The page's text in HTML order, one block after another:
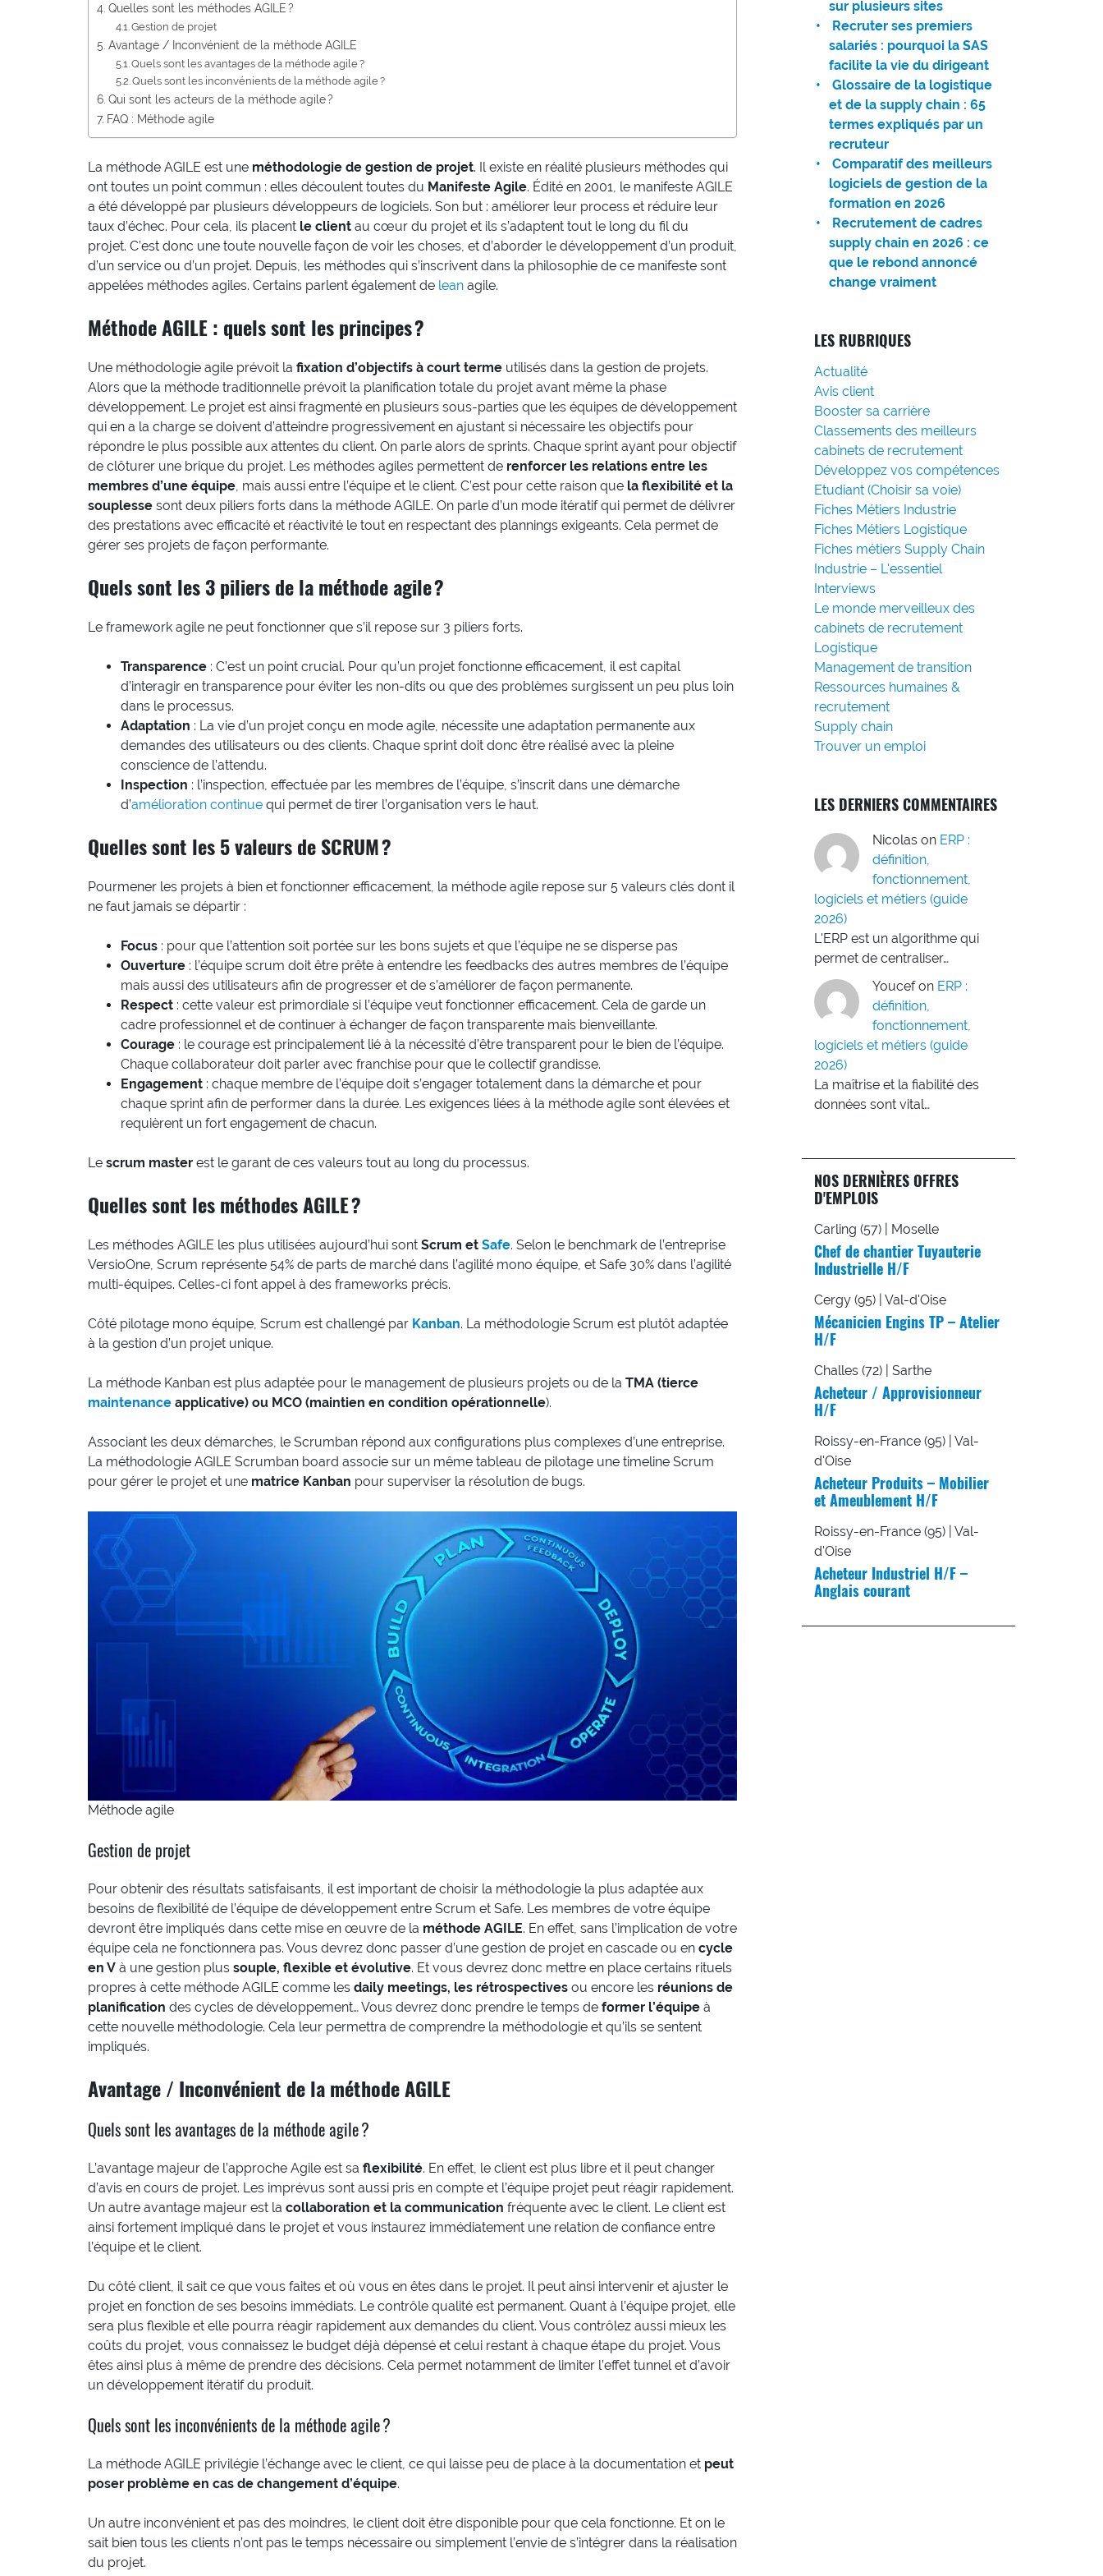
Quelles sont les méthodes AGILE ?
Gestion de projet
Avantage / Inconvénient de la méthode AGILE
Quels sont les avantages de la méthode agile ?
Quels sont les inconvénients de la méthode agile ?
Qui sont les acteurs de la méthode agile ?
FAQ : Méthode agile
La méthode AGILE est une méthodologie de gestion de projet. Il existe en réalité plusieurs méthodes qui
ont toutes un point commun : elles découlent toutes du Manifeste Agile. Édité en 2001, le manifeste AGILE
a été développé par plusieurs développeurs de logiciels. Son but : améliorer leur process et réduire leur
taux d’échec. Pour cela, ils placent le client au cœur du projet et ils s’adaptent tout le long du fil du
projet. C’est donc une toute nouvelle façon de voir les choses, et d’aborder le développement d’un produit,
d’un service ou d’un projet. Depuis, les méthodes qui s’inscrivent dans la philosophie de ce manifeste sont
appelées méthodes agiles. Certains parlent également de lean agile.
Méthode AGILE : quels sont les principes ?
Une méthodologie agile prévoit la fixation d’objectifs à court terme utilisés dans la gestion de projets.
Alors que la méthode traditionnelle prévoit la planification totale du projet avant même la phase
développement. Le projet est ainsi fragmenté en plusieurs sous-parties que les équipes de développement
qui en a la charge se doivent d’atteindre progressivement en ajustant si nécessaire les objectifs pour
répondre le plus possible aux attentes du client. On parle alors de sprints. Chaque sprint ayant pour objectif
de clôturer une brique du projet. Les méthodes agiles permettent de renforcer les relations entre les
membres d’une équipe, mais aussi entre l’équipe et le client. C’est pour cette raison que la flexibilité et la
souplesse sont deux piliers forts dans la méthode AGILE. On parle d’un mode itératif qui permet de délivrer
des prestations avec efficacité et réactivité le tout en respectant des plannings exigeants. Cela permet de
gérer ses projets de façon performante.
Quels sont les 3 piliers de la méthode agile ?
Le framework agile ne peut fonctionner que s’il repose sur 3 piliers forts.
Transparence : C’est un point crucial. Pour qu’un projet fonctionne efficacement, il est capital
d’interagir en transparence pour éviter les non-dits ou que des problèmes surgissent un peu plus loin
dans le processus.
Adaptation : La vie d’un projet conçu en mode agile, nécessite une adaptation permanente aux
demandes des utilisateurs ou des clients. Chaque sprint doit donc être réalisé avec la pleine
conscience de l’attendu.
Inspection : l’inspection, effectuée par les membres de l’équipe, s’inscrit dans une démarche
d’amélioration continue qui permet de tirer l’organisation vers le haut.
Quelles sont les 5 valeurs de SCRUM ?
Pourmener les projets à bien et fonctionner efficacement, la méthode agile repose sur 5 valeurs clés dont il
ne faut jamais se départir :
Focus : pour que l’attention soit portée sur les bons sujets et que l’équipe ne se disperse pas
Ouverture : l’équipe scrum doit être prête à entendre les feedbacks des autres membres de l’équipe
mais aussi des utilisateurs afin de progresser et de s’améliorer de façon permanente.
Respect : cette valeur est primordiale si l’équipe veut fonctionner efficacement. Cela de garde un
cadre professionnel et de continuer à échanger de façon transparente mais bienveillante.
Courage : le courage est principalement lié à la nécessité d’être transparent pour le bien de l’équipe.
Chaque collaborateur doit parler avec franchise pour que le collectif grandisse.
Engagement : chaque membre de l’équipe doit s’engager totalement dans la démarche et pour
chaque sprint afin de performer dans la durée. Les exigences liées à la méthode agile sont élevées et
requièrent un fort engagement de chacun.
Le scrum master est le garant de ces valeurs tout au long du processus.
Quelles sont les méthodes AGILE ?
Les méthodes AGILE les plus utilisées aujourd’hui sont Scrum et Safe. Selon le benchmark de l’entreprise
VersioOne, Scrum représente 54% de parts de marché dans l’agilité mono équipe, et Safe 30% dans l’agilité
multi-équipes. Celles-ci font appel à des frameworks précis.
Côté pilotage mono équipe, Scrum est challengé par Kanban. La méthodologie Scrum est plutôt adaptée
à la gestion d’un projet unique.
La méthode Kanban est plus adaptée pour le management de plusieurs projets ou de la TMA (tierce
maintenance applicative) ou MCO (maintien en condition opérationnelle).
Associant les deux démarches, le Scrumban répond aux configurations plus complexes d’une entreprise.
La méthodologie AGILE Scrumban board associe sur un même tableau de pilotage une timeline Scrum
pour gérer le projet et une matrice Kanban pour superviser la résolution de bugs.
Méthode agile
Gestion de projet
Pour obtenir des résultats satisfaisants, il est important de choisir la méthodologie la plus adaptée aux
besoins de flexibilité de l’équipe de développement entre Scrum et Safe. Les membres de votre équipe
devront être impliqués dans cette mise en œuvre de la méthode AGILE. En effet, sans l’implication de votre
équipe cela ne fonctionnera pas. Vous devrez donc passer d’une gestion de projet en cascade ou en cycle
en V à une gestion plus souple, flexible et évolutive. Et vous devrez donc mettre en place certains rituels
propres à cette méthode AGILE comme les daily meetings, les rétrospectives ou encore les réunions de
planification des cycles de développement… Vous devrez donc prendre le temps de former l’équipe à
cette nouvelle méthodologie. Cela leur permettra de comprendre la méthodologie et qu’ils se sentent
impliqués.
Avantage / Inconvénient de la méthode AGILE
Quels sont les avantages de la méthode agile ?
L’avantage majeur de l’approche Agile est sa flexibilité. En effet, le client est plus libre et il peut changer
d’avis en cours de projet. Les imprévus sont aussi pris en compte et l’équipe projet peut réagir rapidement.
Un autre avantage majeur est la collaboration et la communication fréquente avec le client. Le client est
ainsi fortement impliqué dans le projet et vous instaurez immédiatement une relation de confiance entre
l’équipe et le client.
Du côté client, il sait ce que vous faites et où vous en êtes dans le projet. Il peut ainsi intervenir et ajuster le
projet en fonction de ses besoins immédiats. Le contrôle qualité est permanent. Quant à l’équipe projet, elle
sera plus flexible et elle pourra réagir rapidement aux demandes du client. Vous contrôlez aussi mieux les
coûts du projet, vous connaissez le budget déjà dépensé et celui restant à chaque étape du projet. Vous
êtes ainsi plus à même de prendre des décisions. Cela permet notamment de limiter l’effet tunnel et d’avoir
un développement itératif du produit.
Quels sont les inconvénients de la méthode agile ?
La méthode AGILE privilégie l’échange avec le client, ce qui laisse peu de place à la documentation et peut
poser problème en cas de changement d’équipe.
Un autre inconvénient et pas des moindres, le client doit être disponible pour que cela fonctionne. Et on le
sait bien tous les clients n’ont pas le temps nécessaire ou simplement l’envie de s’intégrer dans la réalisation
du projet.
sur plusieurs sites
Recruter ses premiers
salariés : pourquoi la SAS
facilite la vie du dirigeant
Glossaire de la logistique
et de la supply chain : 65
termes expliqués par un
recruteur
Comparatif des meilleurs
logiciels de gestion de la
formation en 2026
Recrutement de cadres
supply chain en 2026 : ce
que le rebond annoncé
change vraiment
LES RUBRIQUES
Actualité
Avis client
Booster sa carrière
Classements des meilleurs
cabinets de recrutement
Développez vos compétences
Etudiant (Choisir sa voie)
Fiches Métiers Industrie
Fiches Métiers Logistique
Fiches métiers Supply Chain
Industrie – L'essentiel
Interviews
Le monde merveilleux des
cabinets de recrutement
Logistique
Management de transition
Ressources humaines &
recrutement
Supply chain
Trouver un emploi
LES DERNIERS COMMENTAIRES
Nicolas on ERP :
définition,
fonctionnement,
logiciels et métiers (guide
2026)
L'ERP est un algorithme qui
permet de centraliser…
Youcef on ERP :
définition,
fonctionnement,
logiciels et métiers (guide
2026)
La maîtrise et la fiabilité des
données sont vital…
NOS DERNIÈRES OFFRES
D'EMPLOIS
Carling (57) | Moselle
Chef de chantier Tuyauterie
Industrielle H/F
Cergy (95) | Val-d'Oise
Mécanicien Engins TP – Atelier
H/F
Challes (72) | Sarthe
Acheteur / Approvisionneur
H/F
Roissy-en-France (95) | Val-
d'Oise
Acheteur Produits – Mobilier
et Ameublement H/F
Roissy-en-France (95) | Val-
d'Oise
Acheteur Industriel H/F –
Anglais courant